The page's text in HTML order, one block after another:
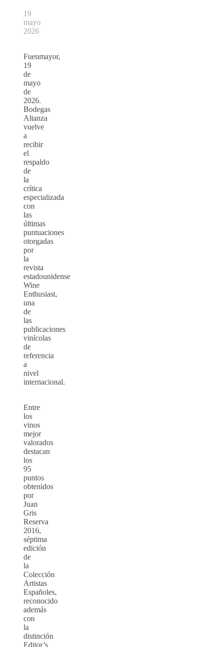
19
mayo
2026
Fuenmayor,
19
de
mayo
de
2026.
Bodegas
Altanza
vuelve
a
recibir
el
respaldo
de
la
crítica
especializada
con
las
últimas
puntuaciones
otorgadas
por
la
revista
estadounidense
Wine
Enthusiast,
una
de
las
publicaciones
vinícolas
de
referencia
a
nivel
internacional.
Entre
los
vinos
mejor
valorados
destacan
los
95
puntos
obtenidos
por
Juan
Gris
Reserva
2016,
séptima
edición
de
la
Colección
Artistas
Españoles,
reconocido
además
con
la
distinción
Editor’s